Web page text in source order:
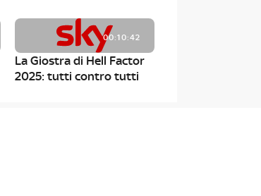
00:10:42
La Giostra di Hell Factor
2025: tutti contro tutti